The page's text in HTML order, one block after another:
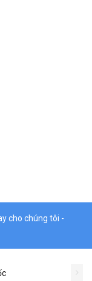
cho chúng tôi -